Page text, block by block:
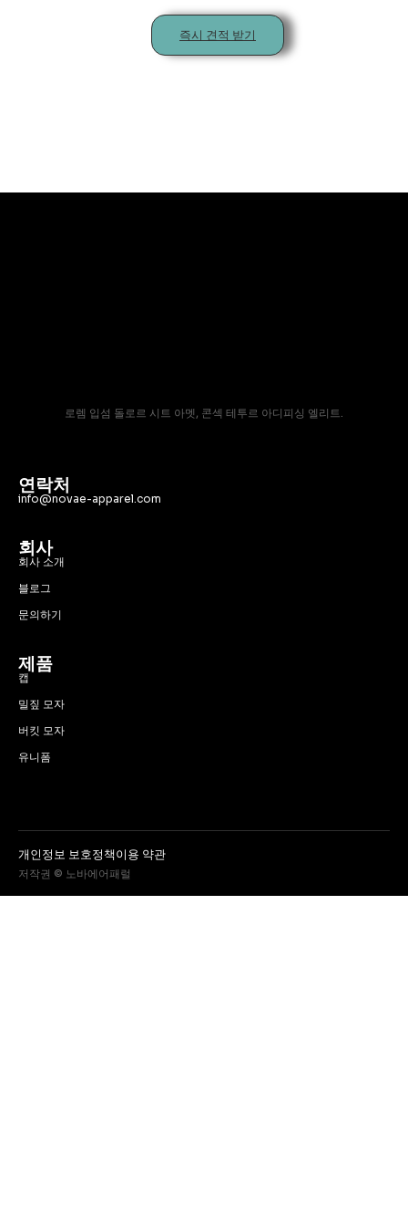
즉시 견적 받기
로렘 입섬 돌로르 시트 아멧, 콘섹 테투르 아디피싱 엘리트.
연락처
info@novae-apparel.com
회사
회사 소개
블로그
문의하기
제품
캡
밀짚 모자
버킷 모자
유니폼
저작권 © 노바에어패럴
개인정보 보호정책이용 약관